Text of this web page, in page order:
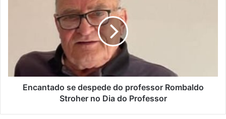
Stroher
no
Dia
Encantado se despede do professor Rombaldo
Stroher no Dia do Professor